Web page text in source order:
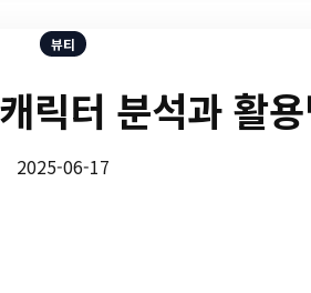
뷰티
릭터 분석과 활
2025-06-17